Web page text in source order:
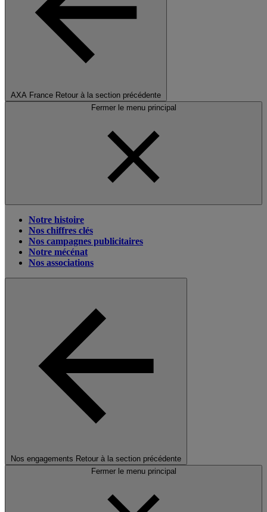
AXA France Retour à la section précédente
Fermer le menu principal
Notre histoire
Nos chiffres clés
Nos campagnes publicitaires
Notre mécénat
Nos associations
Nos engagements Retour à la section précédente
Fermer le menu principal